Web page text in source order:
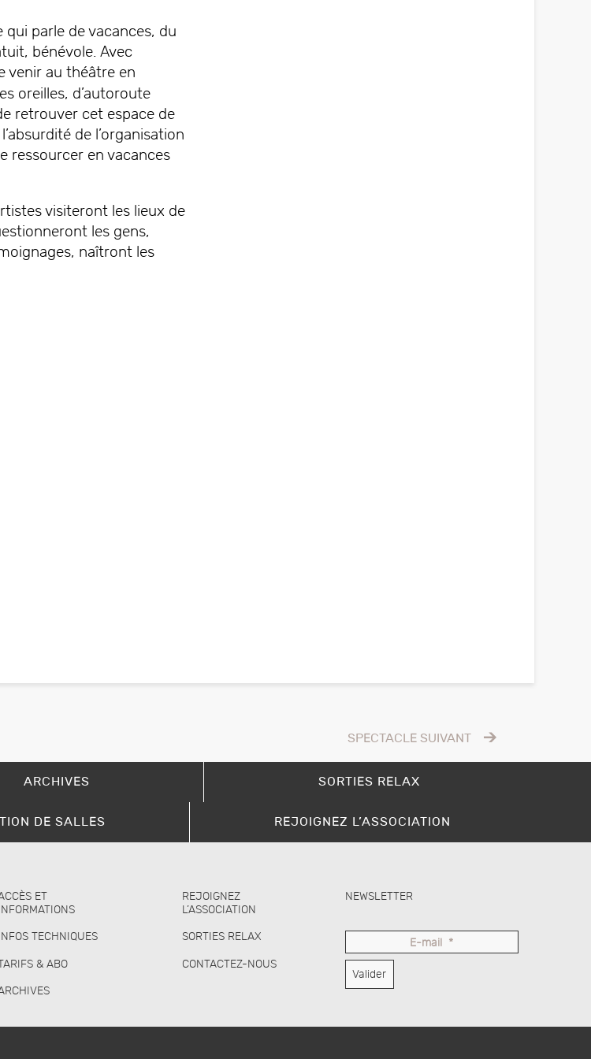
qui parle de vacances, du
bénévole. Avec
venir au théâtre en
oreilles, d’autoroute
retrouver cet espace de
de l’organisation
ressourcer en vacances
visiteront les lieux de
les gens,
naîtront les
SPECTACLE SUIVANT
ARCHIVES SORTIES RELAX
DE SALLES REJOIGNEZ L’ASSOCIATION
ET
TECHNIQUES
& ABO
REJOIGNEZ
L’ASSOCIATION
SORTIES RELAX
CONTACTEZ-NOUS
NEWSLETTER
E-mail *